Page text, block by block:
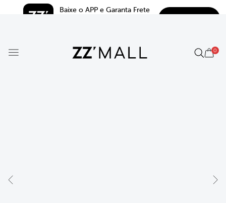
Baixe o APP e Garanta Frete
0